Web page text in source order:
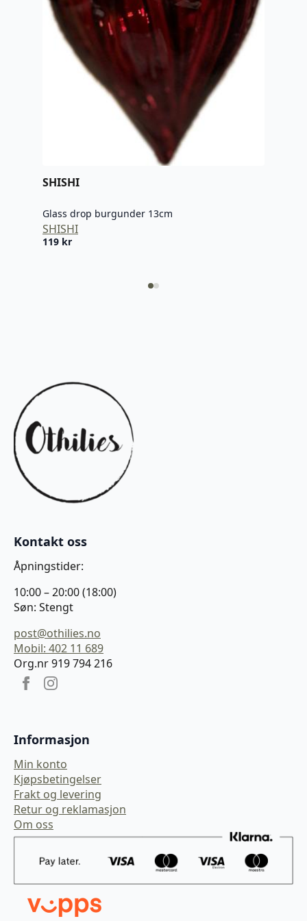
SHISHI
Glass drop burgunder 13cm
SHISHI
119 kr
Kontakt oss
Åpningstider:
10:00 – 20:00 (18:00)
Søn: Stengt
post@othilies.no
Mobil: 402 11 689
Org.nr 919 794 216
Informasjon
Min konto
Kjøpsbetingelser
Frakt og levering
Retur og reklamasjon
Om oss